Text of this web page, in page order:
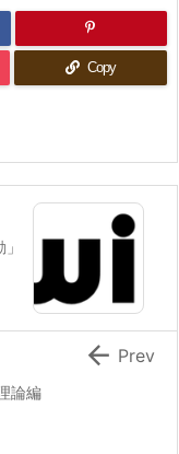
Copy
論編
 Prev